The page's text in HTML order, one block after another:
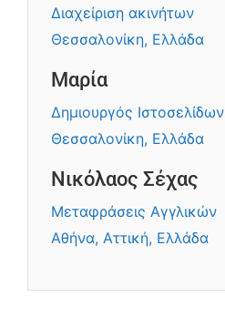
Διαχείριση ακινήτων
Θεσσαλονίκη, Ελλάδα
Μαρία
Δημιουργός Ιστοσελίδων
Θεσσαλονίκη, Ελλάδα
Νικόλαος Σέχας
Μεταφράσεις Αγγλικών
Αθήνα, Αττική, Ελλάδα